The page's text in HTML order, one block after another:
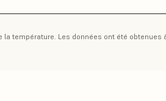
température. Les données ont été obtenues